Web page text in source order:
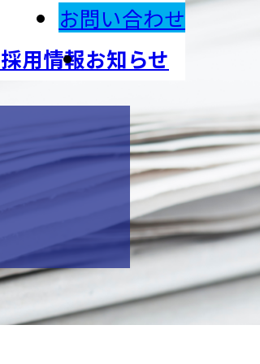
お問い合わせ
採用情報お知らせ